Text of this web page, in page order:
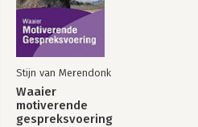
Begrippenlijst
Stijn van Merendonk
Waaier
motiverende
gespreksvoering